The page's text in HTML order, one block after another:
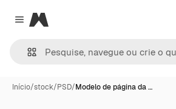
Close menu
Magnific
Início/stock/PSD/Modelo de página da …